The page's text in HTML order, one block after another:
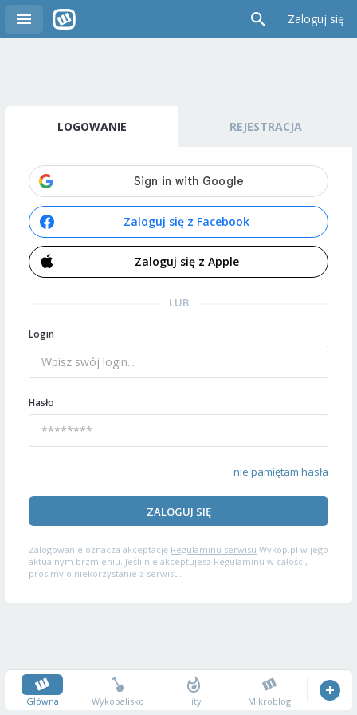
Zaloguj się
LOGOWANIE REJESTRACJA
Zaloguj się z Facebook
Zaloguj się z Apple
LUB
Login
Hasło
nie pamiętam hasła
ZALOGUJ SIĘ
Zalogowanie oznacza akceptację Regulaminu serwisu Wykop.pl w jego
aktualnym brzmieniu. Jeśli nie akceptujesz Regulaminu w całości,
prosimy o niekorzystanie z serwisu.
Główna Wykopalisko Hity Mikroblog